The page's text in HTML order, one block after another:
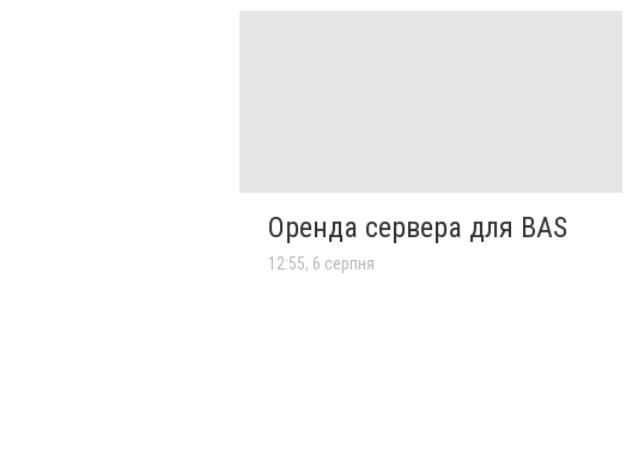
Оренда сервера для BAS
12:55, 6 серпня